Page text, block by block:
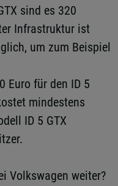
sind es 320
Infrastruktur ist
um zum Beispiel
Euro für den ID 5
mindestens
ID 5 GTX
Volkswagen weiter?